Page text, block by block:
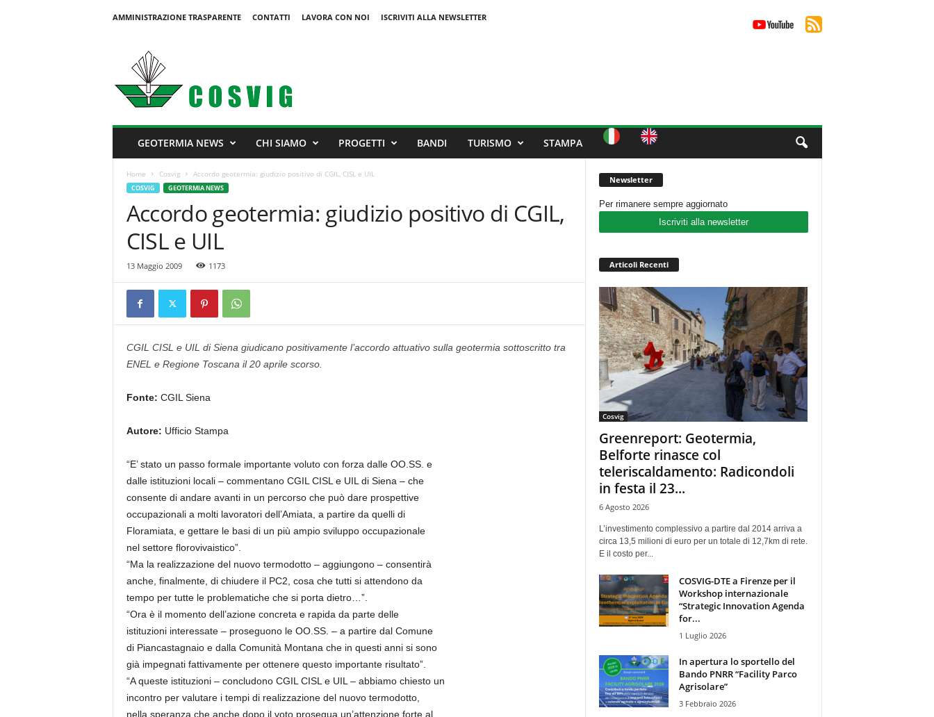
AMMINISTRAZIONE TRASPARENTE CONTATTI LAVORA CON NOI ISCRIVITI ALLA NEWSLETTER
GEOTERMIA NEWS CHI SIAMO PROGETTI BANDI TURISMO STAMPA
Home Cosvig Accordo geotermia: giudizio positivo di CGIL, CISL e UIL
COSVIG GEOTERMIA NEWS
Accordo geotermia: giudizio positivo di CGIL,
CISL e UIL
13 Maggio 2009 1173
CGIL CISL e UIL di Siena giudicano positivamente l’accordo attuativo sulla geotermia sottoscritto tra
ENEL e Regione Toscana il 20 aprile scorso.
Fonte: CGIL Siena
Autore: Ufficio Stampa
“E’ stato un passo formale importante voluto con forza dalle OO.SS. e
dalle istituzioni locali – commentano CGIL CISL e UIL di Siena – che
consente di andare avanti in un percorso che può dare prospettive
occupazionali a molti lavoratori dell’Amiata, a partire da quelli di
Floramiata, e gettare le basi di un più ampio sviluppo occupazionale
nel settore florovivaistico”.
“Ma la realizzazione del nuovo termodotto – aggiungono – consentirà
anche, finalmente, di chiudere il PC2, cosa che tutti si attendono da
tempo per tutte le problematiche che si porta dietro…”.
“Ora è il momento dell’azione concreta e rapida da parte delle
istituzioni interessate – proseguono le OO.SS. – a partire dal Comune
di Piancastagnaio e dalla Comunità Montana che in questi anni si sono
già impegnati fattivamente per ottenere questo importante risultato”.
“A queste istituzioni – concludono CGIL CISL e UIL – abbiamo chiesto un
incontro per valutare i tempi di realizzazione del nuovo termodotto,
nella speranza che anche dopo il voto prosegua un’attenzione forte al
Newsletter
Per rimanere sempre aggiornato
Iscriviti alla newsletter
Articoli Recenti
Cosvig
Greenreport: Geotermia,
Belforte rinasce col
teleriscaldamento: Radicondoli
in festa il 23...
6 Agosto 2026
L’investimento complessivo a partire dal 2014 arriva a
circa 13,5 milioni di euro per un totale di 12,7km di rete.
E il costo per...
COSVIG-DTE a Firenze per il
Workshop internazionale
“Strategic Innovation Agenda
for...
1 Luglio 2026
In apertura lo sportello del
Bando PNRR “Facility Parco
Agrisolare”
3 Febbraio 2026